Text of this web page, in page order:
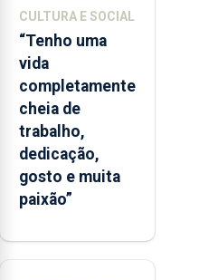
Flores
apresenta
um
“decréscimo
significativo”
da
CPUE
entre
e
CULTURA E SOCIAL
“Tenho uma
vida
completamente
cheia de
trabalho,
dedicação,
gosto e muita
paixão”